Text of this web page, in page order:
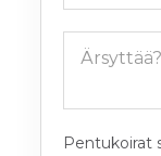
Pentukoirat